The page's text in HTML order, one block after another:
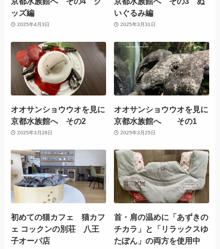
ッズ編
2025年4月3日
いぐるみ編
2025年3月31日
オオサンショウウオを見に
京都水族館へ その2
2025年3月28日
オオサンショウウオを見に
京都水族館へ その1
2025年3月25日
初めての猫カフェ 猫カフ
ェ コックンの別荘 八王
子オーパ店
首・肩の温めに「あずきの
チカラ」と「リラックスゆ
たぽん」の両方を使用中